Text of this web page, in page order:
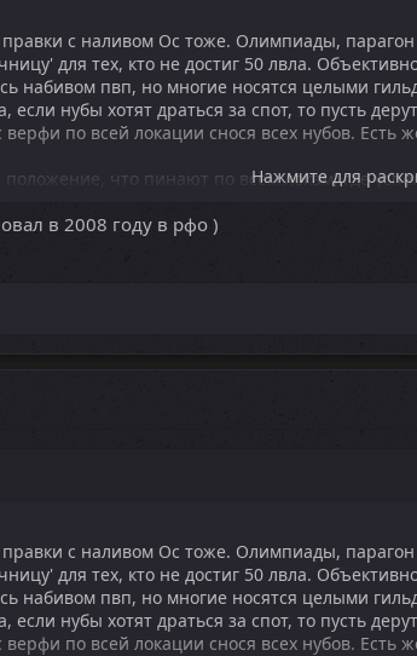
с наливом Ос тоже. Олимпиады, парагон
для тех, кто не достиг 50 лвла.
набивом пвп, но многие носятся целыми
если нубы хотят драться за спот, то пусть
по всей локации снося всех нубов.
положение, что пинают по всем локам, где
надеюсь меня услышат.
Нажмите для
в 2008 году в рфо )
с наливом Ос тоже. Олимпиады, парагон
для тех, кто не достиг 50 лвла.
набивом пвп, но многие носятся целыми
если нубы хотят драться за спот, то пусть
по всей локации снося всех нубов.